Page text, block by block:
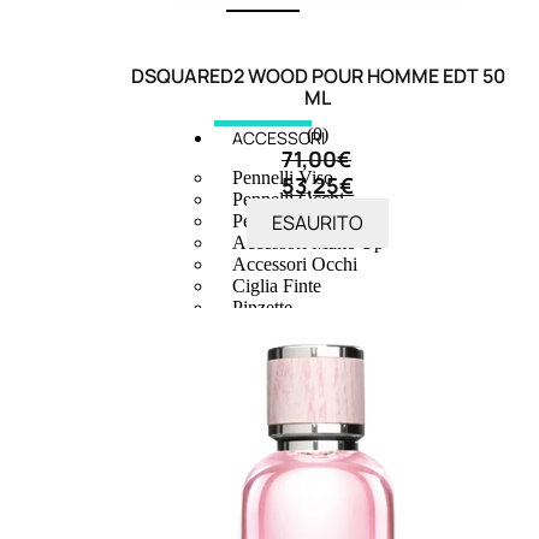
ACCESSORI
Pennelli Viso
Pennelli Occhi
Pennelli Labbra
Accessori Make Up
Accessori Occhi
Ciglia Finte
Pinzette
Kit Pennelli
Accessori
DSQUARED2 WOOD POUR HOMME EDT 50
ML
(0)
71,00€
53,25€
ESAURITO